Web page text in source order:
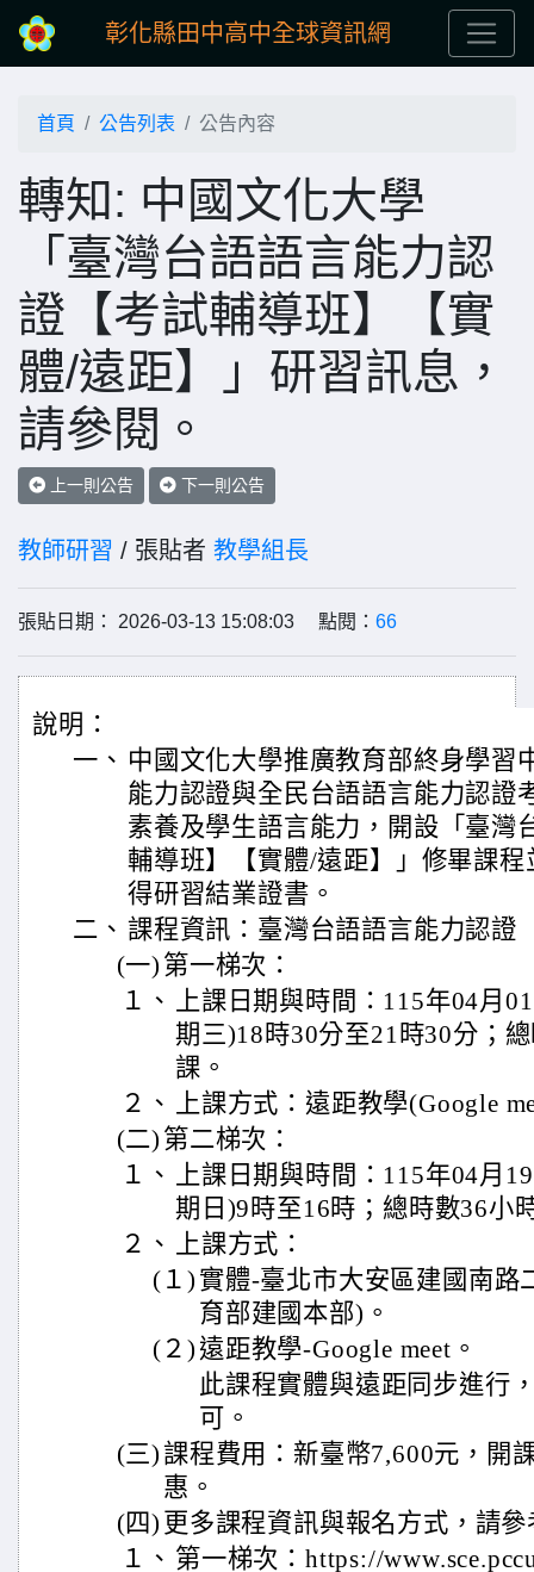
彰化縣田中高中全球資訊網
首頁 公告列表 公告內容
轉知: 中國文化大學
「臺灣台語語言能力認
證【考試輔導班】【實
體/遠距】」研習訊息，
請參閱。
上一則公告 下一則公告
教師研習 / 張貼者 教學組長
張貼日期： 2026-03-13 15:08:03 點閱： 66
說明：
一、 中國文化大學推廣教育部終身學習
能力認證與全民台語語言能力認證
素養及學生語言能力，開設「臺灣
輔導班】【實體/遠距】」修畢課
得研習結業證書。
二、 課程資訊：臺灣台語語言能力認證
(一) 第一梯次：
１、
上課日期與時間：115年04月
期三)18時30分至21時30分；
課。
２、
上課方式：遠距教學(Google
(二) 第二梯次：
１、
上課日期與時間：115年04月
期日)9時至16時；總時數36小
２、
上課方式：
(１) 實體-臺北市大安區建國南路
育部建國本部)。
(２) 遠距教學-Google meet。
此課程實體與遠距同步進行
可。
(三)課程費用：新臺幣7,600元，開
惠。
(四) 更多課程資訊與報名方式，請
１、 第一梯次：https://